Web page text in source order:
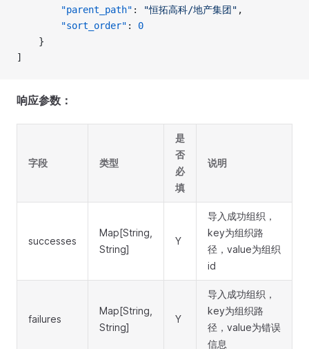
        "parent_path"
: "恒拓高科/地产集团" ,
        "sort_order"
: 0
    }
]
响应参数：
字段 类型
是
否
必
填
说明
successes
Map[String,
String]
Y
导入成功组织，
key为组织路
径，value为组织
id
failures
Map[String,
String]
Y
导入成功组织，
key为组织路
径，value为错误
信息